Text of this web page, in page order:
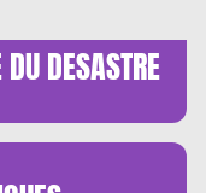
DESASTRE